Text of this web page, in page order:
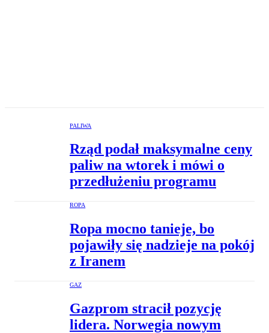
PALIWA
Rząd podał maksymalne ceny
paliw na wtorek i mówi o
przedłużeniu programu
ROPA
Ropa mocno tanieje, bo
pojawiły się nadzieje na pokój
z Iranem
GAZ
Gazprom stracił pozycję
lidera. Norwegia nowym